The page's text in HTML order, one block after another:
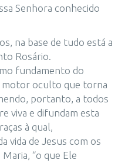
Senhora conhecido
na base de tudo está a
Rosário.
fundamento do
motor oculto que torna
portanto, a todos
viva e difundam esta
à qual,
vida de Jesus com os
“o que Ele